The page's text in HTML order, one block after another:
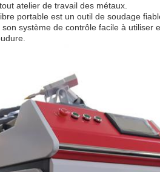
atelier de travail des métaux.
portable est un outil de soudage
système de contrôle facile à